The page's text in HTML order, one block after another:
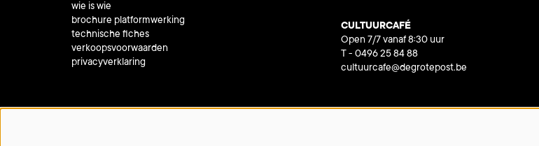
wie is wie
brochure platformwerking
technische fiches
verkoopsvoorwaarden
privacyverklaring
CULTUURCAFÉ
Open 7/7 vanaf 8:30 uur
T - 0496 25 84 88
cultuurcafe@degrotepost.be